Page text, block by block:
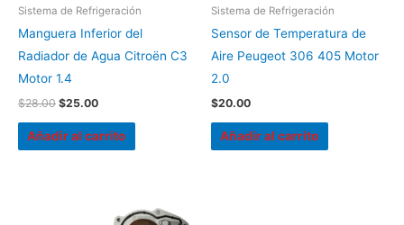
Sistema de Refrigeración
Manguera Inferior del
Radiador de Agua Citroën C3
Motor 1.4
$28.00 $25.00
Añadir al carrito
Sistema de Refrigeración
Sensor de Temperatura de
Aire Peugeot 306 405 Motor
2.0
$20.00
Añadir al carrito